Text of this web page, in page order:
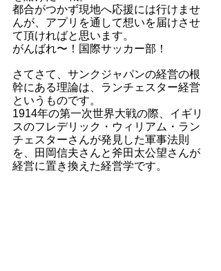
都合がつかず現地へ応援には行けませ
んが、アプリを通して想いを届けさせ
て頂ければと思います。
がんばれ〜！国際サッカー部！
さてさて、サンクジャパンの経営の根
幹にある理論は、ランチェスター経営
というものです。
1914年の第一次世界大戦の際、イギリ
スのフレデリック・ウィリアム・ラン
チェスターさんが発見した軍事法則
を、田岡信夫さんと斧田太公望さんが
経営に置き換えた経営学です。